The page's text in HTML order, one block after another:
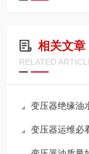
相关文章
RELATED
变压器绝缘油
变压器运维必